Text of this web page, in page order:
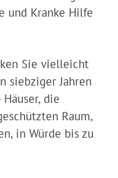
und Kranke Hilfe
Sie vielleicht
siebziger Jahren
die
Raum,
in Würde bis zu